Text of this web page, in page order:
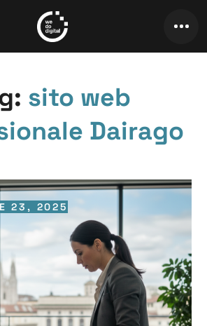
sito web
Dairago
23, 2025